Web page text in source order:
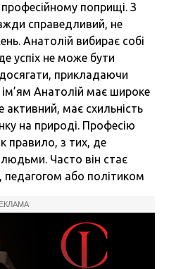
поприщі. З
справедливий, не
Анатолій вибирає собі
успіх не може бути
досягати, прикладаючи
ім’ям Анатолій має широке
активний, має схильність
на природі. Професію
правило, з тих, де
людьми. Часто він стає
педагогом або політиком